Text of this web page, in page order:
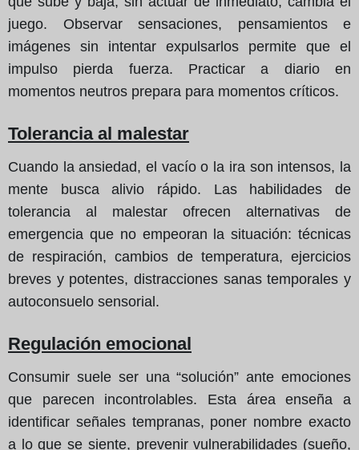
juego. Observar sensaciones, pensamientos e
imágenes sin intentar expulsarlos permite que el
impulso pierda fuerza. Practicar a diario en
momentos neutros prepara para momentos críticos.
Tolerancia al malestar
Cuando la ansiedad, el vacío o la ira son intensos, la
mente busca alivio rápido. Las habilidades de
tolerancia al malestar ofrecen alternativas de
emergencia que no empeoran la situación: técnicas
de respiración, cambios de temperatura, ejercicios
breves y potentes, distracciones sanas temporales y
autoconsuelo sensorial.
Regulación emocional
Consumir suele ser una “solución” ante emociones
que parecen incontrolables. Esta área enseña a
identificar señales tempranas, poner nombre exacto
a lo que se siente, prevenir vulnerabilidades (sueño,